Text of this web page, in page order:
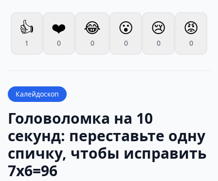
👍
1
❤️
0
😂
0
😮
0
😢
0
😡
0
Калейдоскоп
Головоломка на 10
секунд: переставьте одну
спичку, чтобы исправить
7х6=96